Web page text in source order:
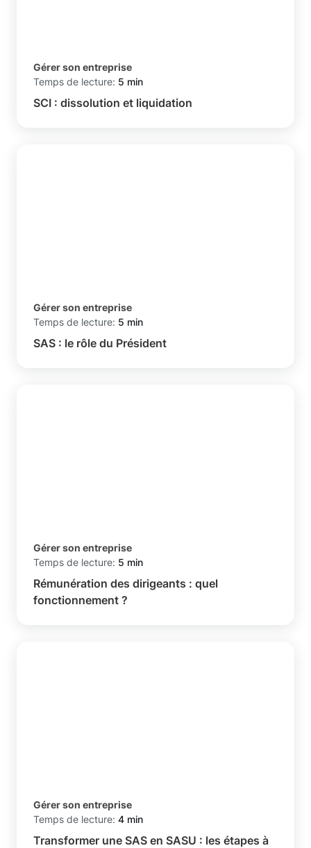
Gérer son entreprise
Temps de lecture: 5 min
SCI : dissolution et liquidation
Gérer son entreprise
Temps de lecture: 5 min
SAS : le rôle du Président
Gérer son entreprise
Temps de lecture: 5 min
Rémunération des dirigeants : quel
fonctionnement ?
Gérer son entreprise
Temps de lecture: 4 min
Transformer une SAS en SASU : les étapes à